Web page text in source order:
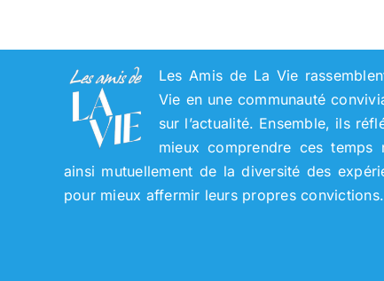
Les Amis de La Vie
Vie en une communauté
sur l’actualité. Ensemble, ils
mieux comprendre ces temps
ainsi mutuellement de la diversité des
pour mieux affermir leurs propres convictions.